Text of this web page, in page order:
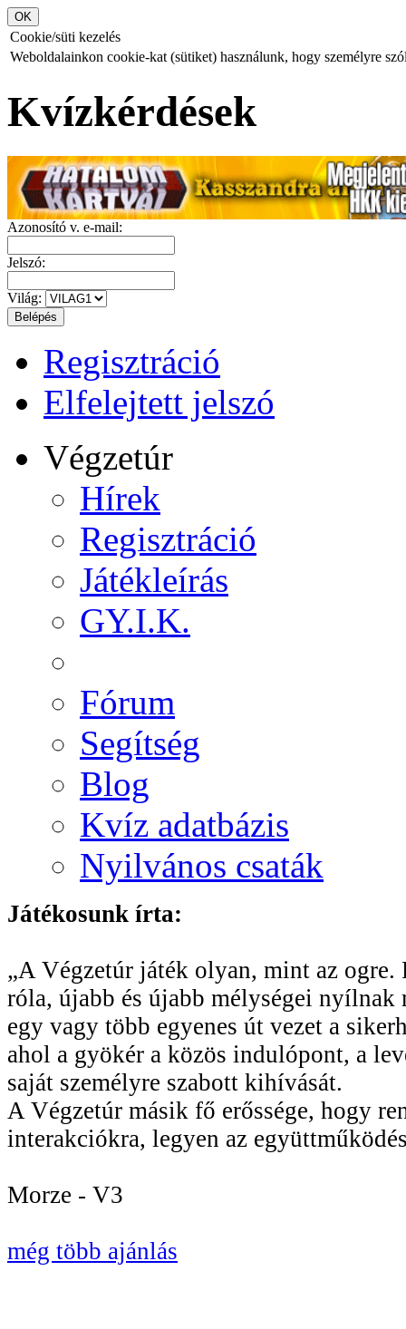
Cookie/süti kezelés
Weboldalainkon cookie-kat (sütiket) használunk, hogy személyre
Kvízkérdések
Azonosító v. e-mail:
Jelszó:
Világ:
Regisztráció
Elfelejtett jelszó
Végzetúr
Hírek
Regisztráció
Játékleírás
GY.I.K.
Fórum
Segítség
Blog
Kvíz adatbázis
Nyilvános csaták
Játékosunk írta:
„A Végzetúr játék olyan, mint az
róla, újabb és újabb mélységei
egy vagy több egyenes út vezet a
ahol a gyökér a közös indulópont, a
saját személyre szabott kihívását.
A Végzetúr másik fő erőssége, hogy
interakciókra, legyen az
Morze - V3
még több ajánlás